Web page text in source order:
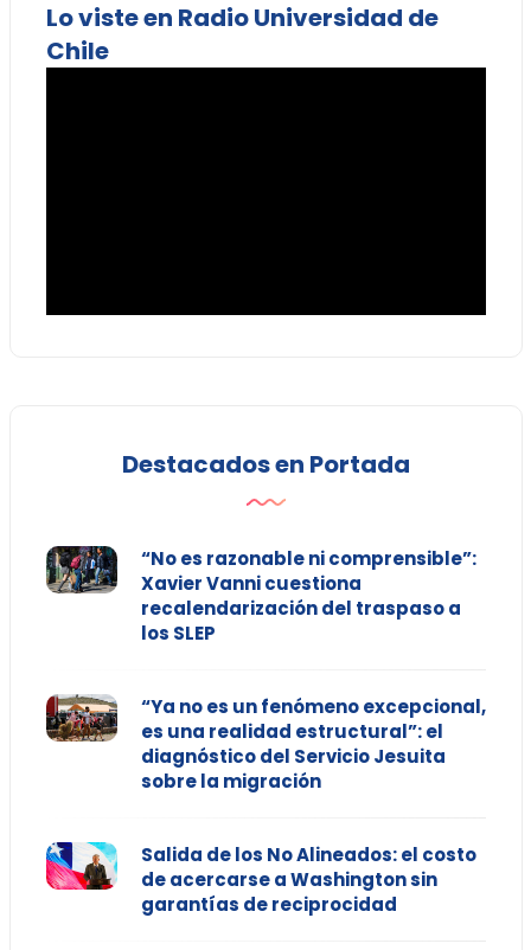
Lo viste en Radio Universidad de
Chile
Destacados en Portada
“No es razonable ni comprensible”:
Xavier Vanni cuestiona
recalendarización del traspaso a
los SLEP
“Ya no es un fenómeno excepcional,
es una realidad estructural”: el
diagnóstico del Servicio Jesuita
sobre la migración
Salida de los No Alineados: el costo
de acercarse a Washington sin
garantías de reciprocidad